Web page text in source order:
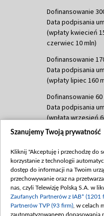
Dofinansowanie
Data podpisania
(wpłaty kwiecień
czerwiec 10 mln)
Dofinansowanie
Data podpisania
(wpłaty lipiec 160
Dofinansowanie 60
Data podpisania
(wpłata wrzesień
Dofinansowanie 635
(wpłata wrzesień
mln, listopad 265
Dofinansowanie 48
Data podpisania
(wpłata grudzień
Szanujemy Twoją prywatność
Kliknij "Akceptuję i przechodzę do
korzystanie z technologii
dostęp do informacji na Twoim
przechowywanie oraz na
nas, czyli Telewizję Polską S.A. w
Zaufanych Partnerów z IAB* (1201
Partnerów TVP (93 firm) , w celach
zautomatyzowanego dopasowania